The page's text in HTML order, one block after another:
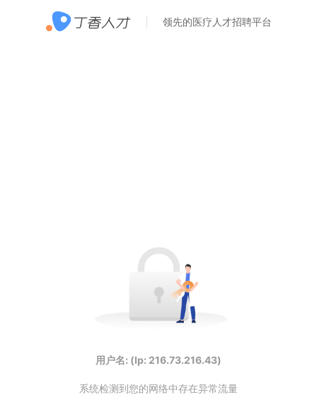
领先的医疗人才招聘平台
用户名: (Ip: 216.73.216.43)
系统检测到您的网络中存在异常流量